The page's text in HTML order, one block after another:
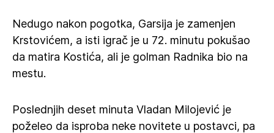
Nedugo nakon pogotka, Garsija je zamenjen
Krstovićem, a isti igrač je u 72. minutu pokušao
da matira Kostića, ali je golman Radnika bio na
mestu.
Poslednjih deset minuta Vladan Milojević je
poželeo da isproba neke novitete u postavci, pa